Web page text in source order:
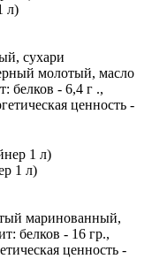
л)
сухари
молотый, масло
белков - 6,4 г .,
ценность -
1 л)
маринованный,
белков - 16 гр.,
ценность -